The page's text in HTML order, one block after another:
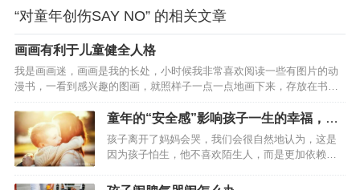
“对童年创伤SAY NO” 的相关文章
画画有利于儿童健全人格
我是画画迷，画画是我的长处，小时候我非常喜欢阅读一些有图片的动
漫书，一看到感兴趣的图画，就照样子一点一点地画下来，存放在书本
里，有时候还会拿出来给爸爸妈妈他（她）们欣赏一下，他们都赞我画
得好，这让我对画画产生了浓厚地兴趣，自信心也增强了。有一次，我
在电视上看见一位叫齐白石的画家，他画得“虾”可棒了，就像真的一样，
我非常羡慕他，想和他那样当一名真正的大画家。我的心愿终于在上学
前班的时候实现了。那时候，奶奶告诉我：我是怎么出生的，又是怎样
一点一点长大的。让我明白爸爸妈妈爷爷奶奶是最爱我的亲人，是他
童年的“安全感”影响孩子一生的幸福，家
长如何为孩子建立安全感
孩子离开了妈妈会哭，我们会很自然地认为，这是
因为孩子怕生，他不喜欢陌生人，而是更加依赖像
慌，需要依赖的重要原因，但是在孩子的不安情绪